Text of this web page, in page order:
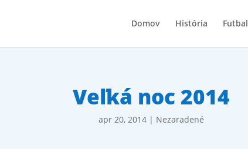
Domov História Futbal
Veľká noc 2014
apr 20, 2014 | Nezaradené